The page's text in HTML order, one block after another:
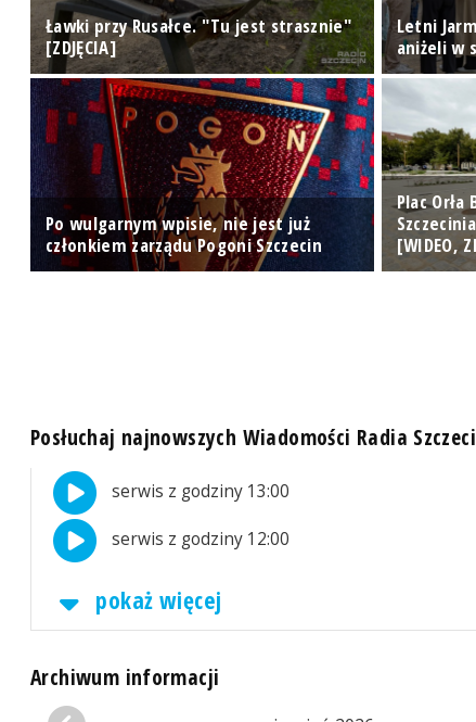
Ławki przy Rusałce. "Tu jest strasznie"
[ZDJĘCIA]
Letni
aniżeli w
Po wulgarnym wpisie, nie jest już
członkiem zarządu Pogoni Szczecin
Plac Orła
[WIDEO,
Posłuchaj najnowszych Wiadomości Radia
serwis z godziny 13:00
serwis z godziny 12:00
pokaż więcej
Archiwum informacji